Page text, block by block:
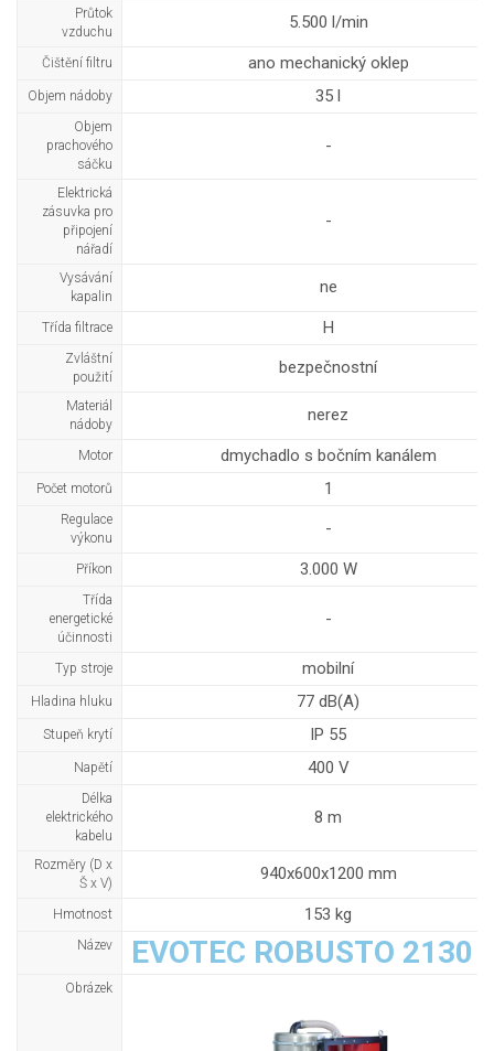
Průtok
vzduchu
5.500 l/min
Čištění filtru ano mechanický oklep
Objem nádoby 35 l
Objem
prachového
sáčku
-
Elektrická
zásuvka pro
připojení
nářadí
-
Vysávání
kapalin
ne
Třída filtrace H
Zvláštní
použití
bezpečnostní
Materiál
nádoby
nerez
Motor dmychadlo s bočním kanálem
Počet motorů 1
Regulace
výkonu
-
Příkon 3.000 W
Třída
energetické
účinnosti
-
Typ stroje mobilní
Hladina hluku 77 dB(A)
Stupeň krytí IP 55
Napětí 400 V
Délka
elektrického
kabelu
8 m
Rozměry (D x
Š x V)
940x600x1200 mm
Hmotnost 153 kg
Název EVOTEC ROBUSTO 2130
Obrázek